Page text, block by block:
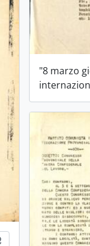
"8 marzo
Ajouter au presse-